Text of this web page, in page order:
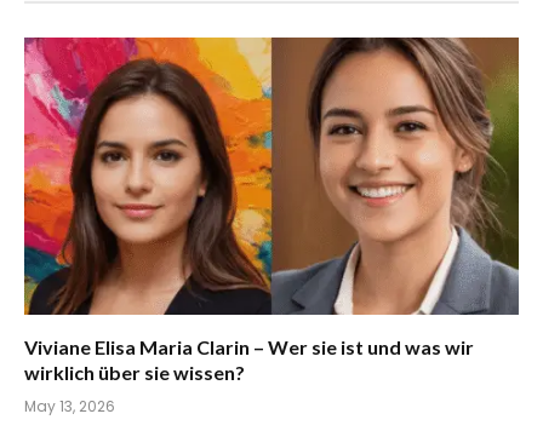
Viviane Elisa Maria Clarin – Wer sie ist und was wir
wirklich über sie wissen?
May 13, 2026